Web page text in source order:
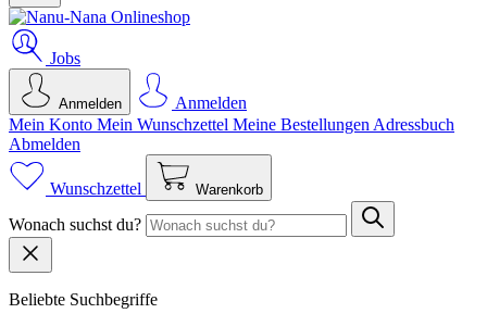
Jobs
Anmelden
Anmelden
Mein Konto Mein Wunsch­zettel Meine Bestellungen Adressbuch
Abmelden
Wunschzettel Warenkorb
Wonach suchst du?
Beliebte Suchbegriffe